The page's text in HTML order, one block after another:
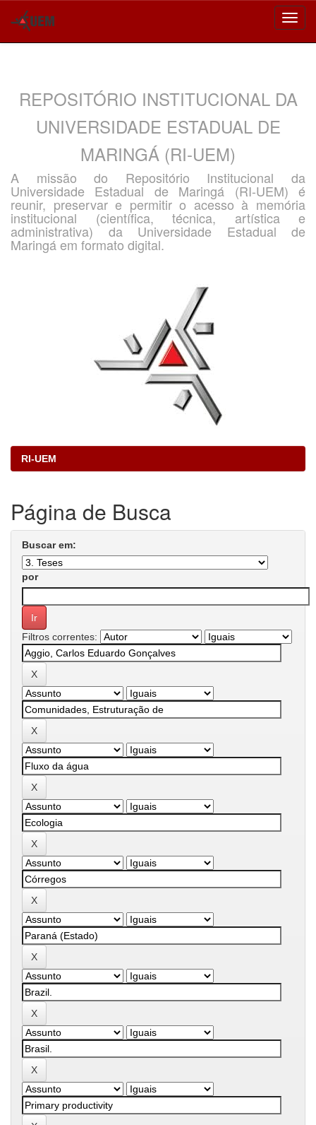
REPOSITÓRIO INSTITUCIONAL DA
UNIVERSIDADE ESTADUAL DE
MARINGÁ (RI-UEM)
A missão do Repositório Institucional da
Universidade Estadual de Maringá (RI-UEM) é
reunir, preservar e permitir o acesso à memória
institucional (científica, técnica, artística e
administrativa) da Universidade Estadual de
Maringá em formato digital.
RI-UEM
Página de Busca
Buscar em:
por
Filtros correntes: